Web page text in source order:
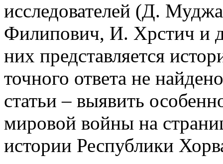
исследователей (Д.
Филипович, И. Хрстич и
них представляется
точного ответа не
статьи – выявить
мировой войны на
истории Республики